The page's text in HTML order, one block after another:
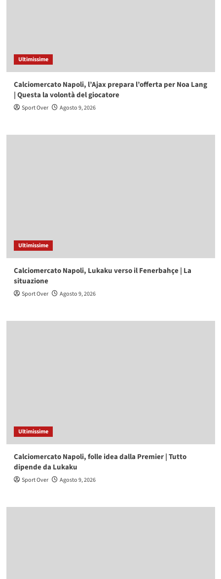
Ultimissime
Calciomercato Napoli, l’Ajax prepara l’offerta per Noa Lang
| Questa la volontà del giocatore
Sport Over Agosto 9, 2026
Ultimissime
Calciomercato Napoli, Lukaku verso il Fenerbahçe | La
situazione
Sport Over Agosto 9, 2026
Ultimissime
Calciomercato Napoli, folle idea dalla Premier | Tutto
dipende da Lukaku
Sport Over Agosto 9, 2026